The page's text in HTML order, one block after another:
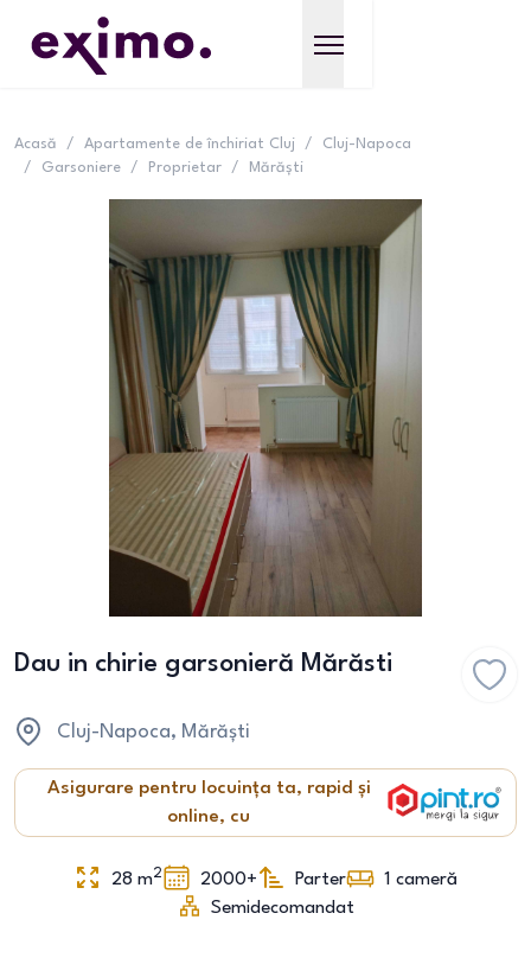
Acasă / Apartamente de închiriat Cluj /
Cluj-Napoca
/
Garsoniere / Proprietar / Mărăști
Dau in chirie garsonieră Mărăsti
Cluj-Napoca, Mărăști
Asigurare pentru locuința ta, rapid și
online, cu
28 m2 2000+ Parter 1 cameră
Semidecomandat